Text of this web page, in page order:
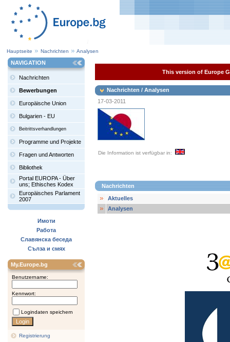
Hauptseite Nachrichten Analysen
NAVIGATION
Nachrichten
Bewerbungen
Europäische Union
Bulgarien - EU
Beitrittsverhandlungen
Programme und Projekte
Fragen und Antworten
Bibliothek
Portal EUROPA - Über
uns; Ethisches Kodex
Europäisches Parlament
2007
Имоти
Работа
Славянска беседа
Сълза и смях
My.Europe.bg
Benutzername:
Kennwort:
Logindaten speichern
Registrierung
This version of Europe
Nachrichten / Analysen
17-03-2011
Die Information ist verfügbar in:
Nachrichten
Aktuelles
Analysen